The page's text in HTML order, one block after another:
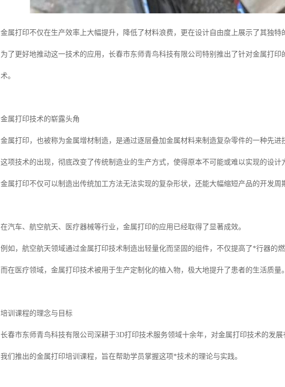
金属打印不仅在生产效率上大幅提升，降低了材料浪费，更在设计自由度上展示了其独特
为了更好地推动这一技术的应用，长春市东师青鸟科技有限公司特别推出了针对金属打
术。
金属打印技术的崭露头角
金属打印，也被称为金属增材制造，是通过逐层叠加金属材料来制造复杂零件的一种先进
这项技术的出现，彻底改变了传统制造业的生产方式，使得原本不可能或难以实现的设计
金属打印不仅可以制造出传统加工方法无法实现的复杂形状，还能大幅缩短产品的开发周
在汽车、航空航天、医疗器械等行业，金属打印的应用已经取得了显著成效。
例如，航空航天领域通过金属打印技术制造出轻量化而坚固的组件，不仅提高了*行器的
而在医疗领域，金属打印技术被用于生产定制化的植入物，极大地提升了患者的生活质量
培训课程的理念与目标
长春市东师青鸟科技有限公司深耕于3D打印技术服务领域十余年，对金属打印技术的发
我们推出的金属打印培训课程，旨在帮助学员掌握这项*技术的理论与实践。